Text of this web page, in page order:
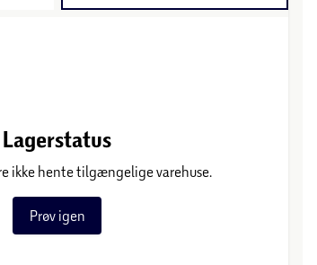
Lagerstatus
ikke hente tilgængelige varehuse.
Prøv igen